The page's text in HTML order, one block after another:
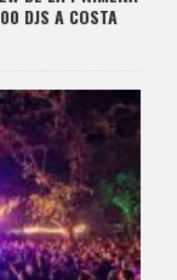
DJS A COSTA